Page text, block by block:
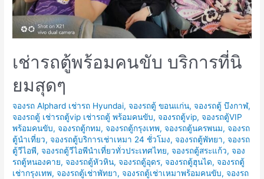
เช่ารถตู้พร้อมคนขับ บริการที่นิ
ยมสุดๆ
จองรถ Alphard เช่ารถ Hyundai,จองรถตู้ ขอนแก่น,จองรถตู้ บึงกาฬ,
จองรถตู้ เช่ารถตู้vip เช่ารถตู้ พร้อมคนขับ,จองรถตู้vip,จองรถตู้VIP
พร้อมคนขับ,จองรถตู้กทม,จองรถตู้กรุงเทพ,จองรถตู้นครพนม,จองรถ
ตู้นำเที่ยว,จองรถตู้บริการเช่าเหมา 24 ชั่วโมง,จองรถตู้พัทยา,จองรถ
ตู้วีไอพี,จองรถตู้วีไอพีนำเที่ยวทั่วประเทศไทย,จองรถตู้สระแก้ว,จอง
รถตู้หนองคาย,จองรถตู้หัวหิน,จองรถตู้อุดร,จองรถตู้ฮุนได,จองรถตู้
เช่ากรุงเทพ,จองรถตู้เช่าพัทยา,จองรถตู้เช่าเหมาพร้อมคนขับ,จองรถ